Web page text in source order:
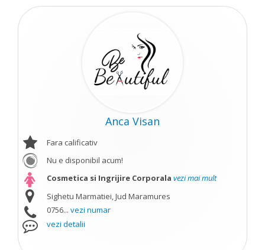
Anca Visan
Fara calificativ
Nu e disponibil acum!
Cosmetica si Ingrijire Corporala vezi mai mult
Sighetu Marmatiei, Jud Maramures
0756... vezi numar
vezi detalii